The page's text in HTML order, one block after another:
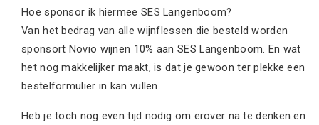
Hoe sponsor ik hiermee SES Langenboom?
Van het bedrag van alle wijnflessen die besteld worden
sponsort Novio wijnen 10% aan SES Langenboom. En wat
het nog makkelijker maakt, is dat je gewoon ter plekke een
bestelformulier in kan vullen.
Heb je toch nog even tijd nodig om erover na te denken en